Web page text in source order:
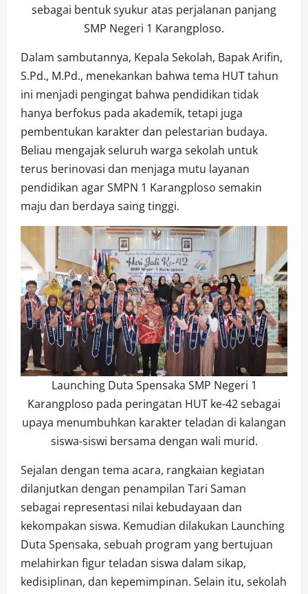
sebagai bentuk syukur atas perjalanan panjang
SMP Negeri 1 Karangploso.
Dalam sambutannya, Kepala Sekolah, Bapak Arifin,
S.Pd., M.Pd., menekankan bahwa tema HUT tahun
ini menjadi pengingat bahwa pendidikan tidak
hanya berfokus pada akademik, tetapi juga
pembentukan karakter dan pelestarian budaya.
Beliau mengajak seluruh warga sekolah untuk
terus berinovasi dan menjaga mutu layanan
pendidikan agar SMPN 1 Karangploso semakin
maju dan berdaya saing tinggi.
Launching Duta Spensaka SMP Negeri 1
Karangploso pada peringatan HUT ke-42 sebagai
upaya menumbuhkan karakter teladan di kalangan
siswa-siswi bersama dengan wali murid.
Sejalan dengan tema acara, rangkaian kegiatan
dilanjutkan dengan penampilan Tari Saman
sebagai representasi nilai kebudayaan dan
kekompakan siswa. Kemudian dilakukan Launching
Duta Spensaka, sebuah program yang bertujuan
melahirkan figur teladan siswa dalam sikap,
kedisiplinan, dan kepemimpinan. Selain itu, sekolah